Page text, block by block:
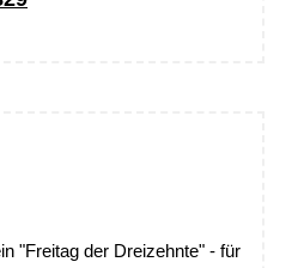
"Freitag der Dreizehnte" - für